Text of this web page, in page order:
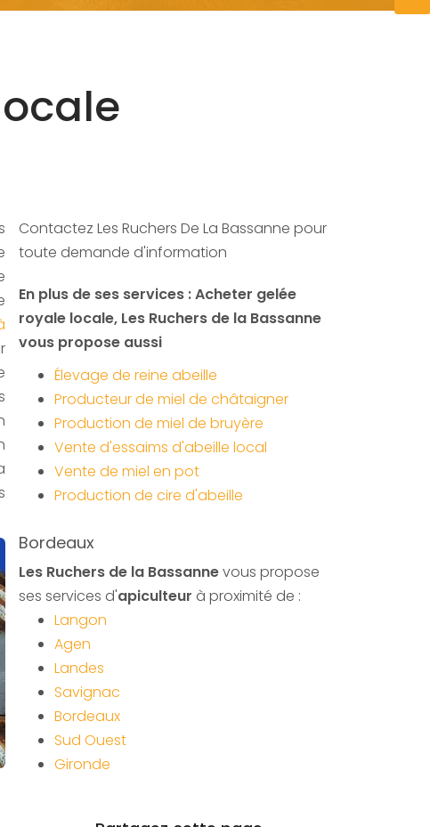
Contactez Les Ruchers De La Bassanne pour
toute demande d'information
En plus de ses services :Acheter gelée
royale locale, Les Ruchers de la Bassanne
vous propose aussi
Élevage de reine abeille
Producteur de miel de châtaigner
Production de miel de bruyère
Vente d'essaims d'abeille local
Vente de miel en pot
Production de cire d'abeille
Bordeaux
Les Ruchers de la Bassannevous propose
ses services d'apiculteur à proximité de :
Langon
Agen
Landes
Savignac
Bordeaux
Sud Ouest
Gironde